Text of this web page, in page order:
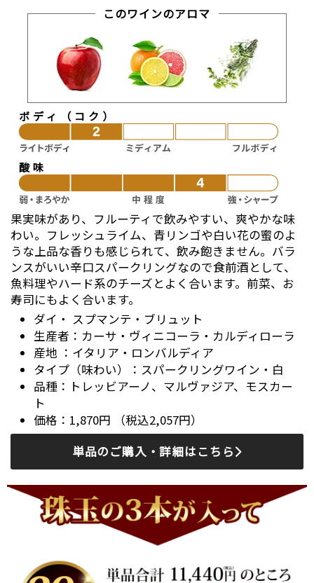
このワインのアロマ
ボディ（コク）
酸味
果実味があり、フルーティで飲みやすい、爽やかな味
わい。フレッシュライム、青リンゴや白い花の蜜のよ
うな上品な香りも感じられて、飲み飽きません。バラ
ンスがいい辛口スパークリングなので食前酒として、
魚料理やハード系のチーズとよく合います。前菜、お
寿司にもよく合います。
ダイ・ スプマンテ・ブリュット
カーサ・ヴィニコーラ・カルディローラ
イタリア・ロンバルディア
スパークリングワイン・白
トレッビアーノ、マルヴァジア、モスカー
ト
1,870円 （税込2,057円）
単品のご購入・詳細はこちら